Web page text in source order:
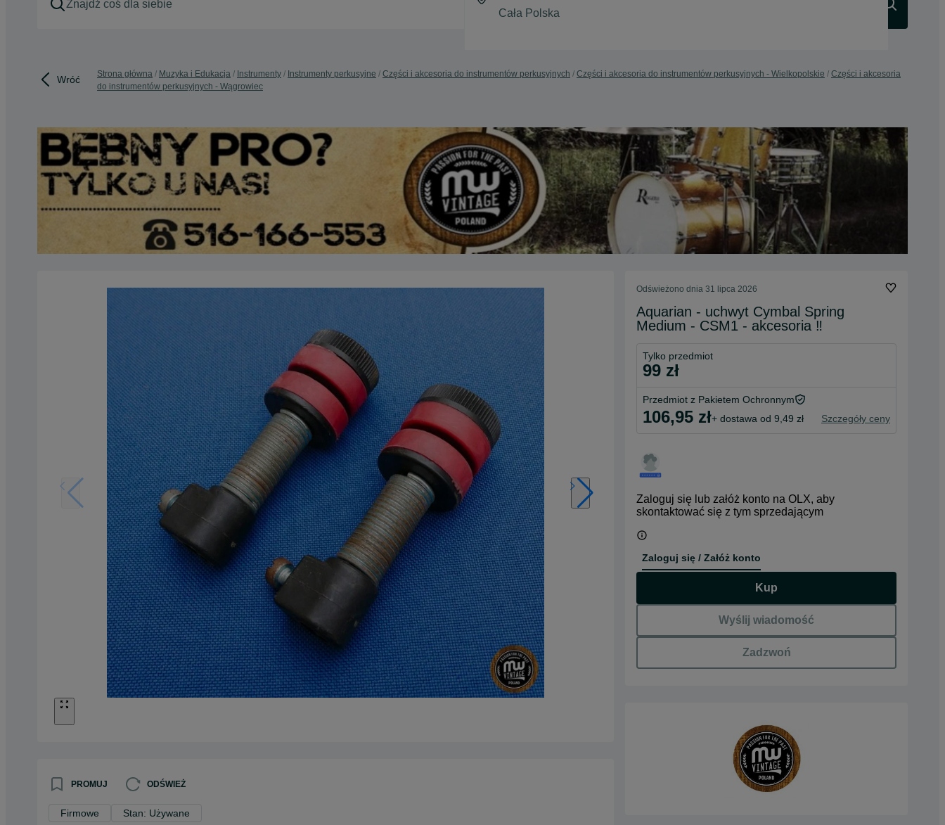
Wróć Strona główna Muzyka i Edukacja Instrumenty Instrumenty perkusyjne Części i akcesoria do instrumentów perkusyjnych Części i akcesoria do instrumentów perkusyjnych - Wielkopolskie
Części i akcesoria
do instrumentów perkusyjnych - Wągrowiec
PROMUJ ODŚWIEŻ
Firmowe Stan: Używane
Odświeżono dnia 31 lipca 2026
Aquarian - uchwyt Cymbal Spring
Medium - CSM1 - akcesoria ‼️
Tylko przedmiot
99 zł
Przedmiot z Pakietem Ochronnym
106,95 zł+ dostawa od 9,49 zł Szczegóły ceny
Zaloguj się lub załóż konto na OLX, aby
skontaktować się z tym sprzedającym
Zaloguj się / Załóż konto
Kup
Wyślij wiadomość
Zadzwoń